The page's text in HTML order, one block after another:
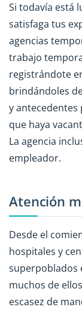
Si todavía está
satisfaga tus
agencias
trabajo
registrándote
brindándoles
y antecedentes
que haya
La agencia
empleador.
Atención
Desde el
hospitales y
superpoblados
muchos de
escasez de